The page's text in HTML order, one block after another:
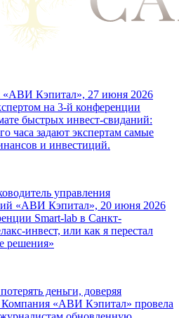
«АВИ Кэпитал», 27 июня 2026
на 3-й конференции
быстрых инвест-свиданий:
часа задают экспертам самые
и инвестиций.
управления
«АВИ Кэпитал», 20 июня 2026
Smart-lab в Санкт-
инвест, или как я перестал
решения»
деньги, доверяя
Компания «АВИ Кэпитал» провела